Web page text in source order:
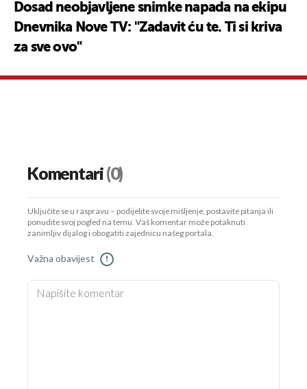
Dosad neobjavljene snimke napada na ekipu
Dnevnika Nove TV: "Zadavit ću te. Ti si kriva
za sve ovo"
Komentari(0)
Uključite se u raspravu – podijelite svoje mišljenje, postavite pitanja ili
ponudite svoj pogled na temu. Vaš komentar može potaknuti
zanimljiv dijalog i obogatiti zajednicu našeg portala.
Važna obavijest !